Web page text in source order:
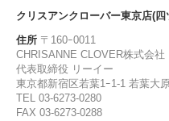
クリスアンクローバー東京店(四
住所 〒160ｰ0011
CHRISANNE CLOVER株式会社
代表取締役 リーイー
東京都新宿区若葉1ｰ1-1 若葉大
TEL 03-6273-0280
FAX 03-6273-0288